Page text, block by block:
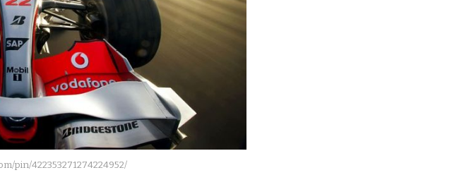
pin/422353271274224952/